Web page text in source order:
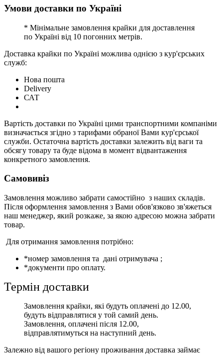
Умови доставки по Україні
* Мінімальне замовлення крайки для доставлення
по Україні від 10 погонних метрів.
Доставка крайки по Україні можлива однією з кур'єрських
служб:
Нова пошта
Delivery
САТ
Вартість доставки по Україні цими транспортними компаніми
визначається згідно з тарифами обраної Вами кур'єрської
служби. Остаточна вартість доставки залежить від ваги та
обсягу товару та буде відома в момент відвантаження
конкретного замовлення.
Самовивіз
Замовлення можливо забрати самостійно з наших складів.
Після оформлення замовлення з Вами обов'язково зв'яжеться
наш менеджер, який розкаже, за якою адресою можна забрати
товар.
Для отримання замовлення потрібно:
*номер замовлення та дані отримувача ;
*документи про оплату.
Термін доставки
Замовлення крайки, які будуть оплачені до 12.00,
будуть відправлятися у той самий день.
Замовлення, оплачені після 12.00,
відправлятимуться на наступний день.
Залежно від вашого регіону проживання доставка займає